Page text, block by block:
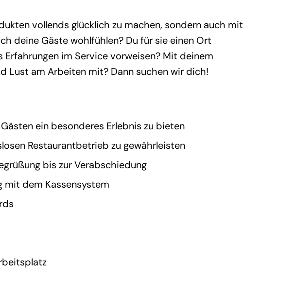
vollends glücklich zu machen, sondern auch mit
deine Gäste wohlfühlen? Du für sie einen Ort
im Service vorweisen? Mit deinem
Lust am Arbeiten mit? Dann suchen wir dich!
ein besonderes Erlebnis zu bieten
Restaurantbetrieb zu gewährleisten
bis zur Verabschiedung
mit dem Kassensystem